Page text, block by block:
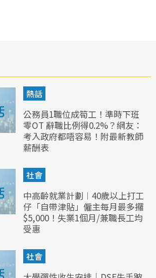
熱話
公務員1職位成筍工！準時下班
零OT 辭職比例得0.2%？網友：
考入政府都唔容易！附最新教師
薪酬表
社會
中高齡就業計劃︱40歲以上打工
仔「自帶津貼」僱主每月最多攞
$5,000！失業1個月/兼職長工均
受惠
社會